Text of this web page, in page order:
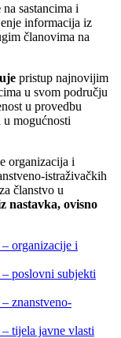
na sastancima i
informacija iz
članovima na
pristup najnovijim
u svom području
u provedbu
mogućnosti
organizacija i
istraživačkih
članstvo u
nastavka, ovisno
organizacije i
poslovni subjekti
znanstveno-
tijela javne vlasti